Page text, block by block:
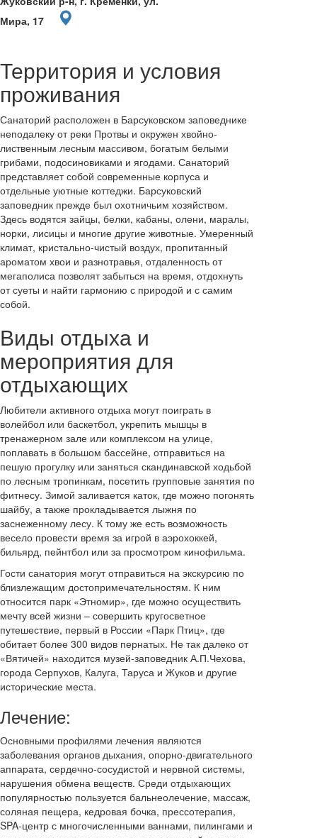
Мира, 17
Территория и условия
проживания
Санаторий расположен в Барсуковском заповеднике
неподалеку от реки Протвы и окружен хвойно-
лиственным лесным массивом, богатым белыми
грибами, подосиновиками и ягодами. Санаторий
представляет собой современные корпуса и
отдельные уютные коттеджи. Барсуковский
заповедник прежде был охотничьим хозяйством.
Здесь водятся зайцы, белки, кабаны, олени, маралы,
норки, лисицы и многие другие животные. Умеренный
климат, кристально-чистый воздух, пропитанный
ароматом хвои и разнотравья, отдаленность от
мегаполиса позволят забыться на время, отдохнуть
от суеты и найти гармонию с природой и с самим
собой.
Виды отдыха и
мероприятия для
отдыхающих
Любители активного отдыха могут поиграть в
волейбол или баскетбол, укрепить мышцы в
тренажерном зале или комплексом на улице,
поплавать в большом бассейне, отправиться на
пешую прогулку или заняться скандинавской ходьбой
по лесным тропинкам, посетить групповые занятия по
фитнесу. Зимой заливается каток, где можно погонять
шайбу, а также прокладывается лыжня по
заснеженному лесу. К тому же есть возможность
весело провести время за игрой в аэрохоккей,
бильярд, пейнтбол или за просмотром кинофильма.
Гости санатория могут отправиться на экскурсию по
близлежащим достопримечательностям. К ним
относится парк «Этномир», где можно осуществить
мечту всей жизни – совершить кругосветное
путешествие, первый в России «Парк Птиц», где
обитает более 300 видов пернатых. Не так далеко от
«Вятичей» находится музей-заповедник А.П.Чехова,
города Серпухов, Калуга, Таруса и Жуков и другие
исторические места.
Лечение:
Основными профилями лечения являются
заболевания органов дыхания, опорно-двигательного
аппарата, сердечно-сосудистой и нервной системы,
нарушения обмена веществ. Среди отдыхающих
популярностью пользуется бальнеолечение, массаж,
соляная пещера, кедровая бочка, прессотерапия,
SPA-центр с многочисленными ваннами, пилингами и